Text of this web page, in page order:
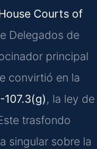
Courts of
Delegados de
principal
convirtió en la
107.3(g), la ley de
trasfondo
singular sobre la